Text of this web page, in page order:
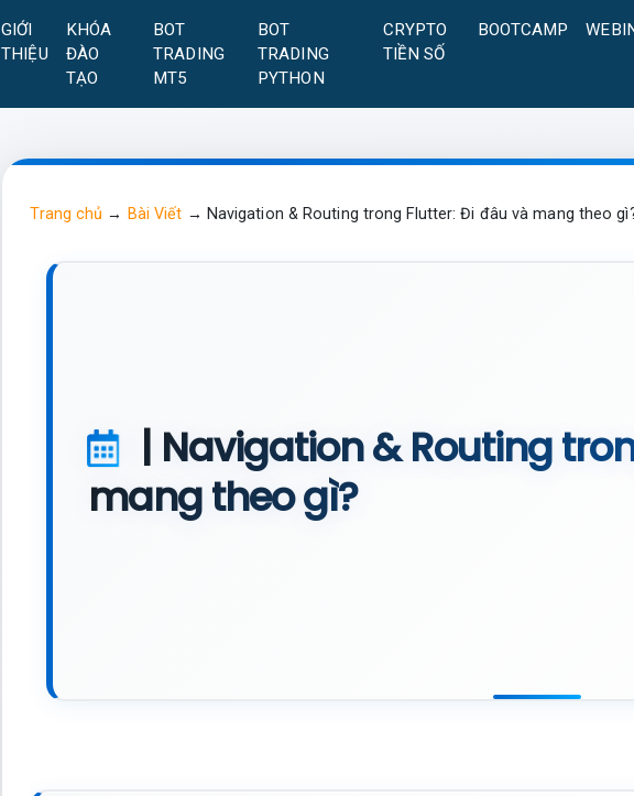
GIỚI
THIỆU
KHÓA
ĐÀO
TẠO
BOT
TRADING
MT5
BOT
TRADING
PYTHON
CRYPTO
TIỀN SỐ
BOOTCAMP
Trang chủ → Bài Viết → Navigation & Routing trong Flutter: Đi đâu và mang theo
| Navigation & Routing
mang theo gì?